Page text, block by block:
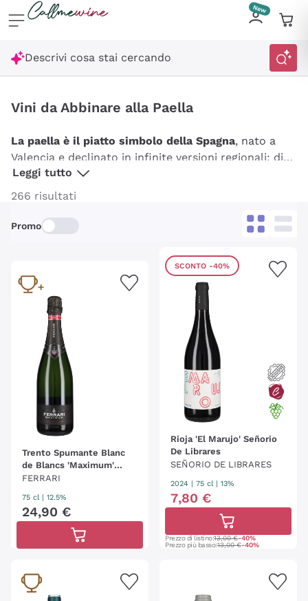
Salta al contenuto principale
Descrivi cosa stai cercando
Vini da Abbinare alla Paella
La paella è il piatto simbolo della Spagna, nato a
Valencia e declinato in infinite versioni regionali: di
pesce, di carne, mista, con verdure. Ogni versione ha
un profilo aromatico diverso, ma tutte condividono
brodo e la grassezza del riso mantecato. Troverai
nostri sommelier consigliano per accompagnare uno
deipiatti più conviviali della cucina mediterranea.
Leggi tutto
266 risultati
Promo
Trento Spumante Blanc
de Blancs 'Maximum'
Ferrari
FERRARI
75 cl | 12.5%
24,90 €
SCONTO -40%
Rioja 'El Marujo' Señorio
De Librares
SEÑORIO DE LIBRARES
2024 75 cl | 13%
7,80 €
Prezzo di listino:13,00 €-40%
Prezzo più basso:13,00 €-40%